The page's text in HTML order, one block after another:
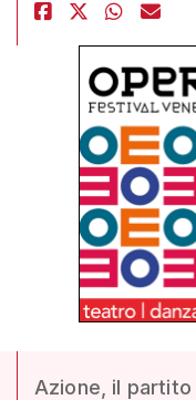
Azione, il